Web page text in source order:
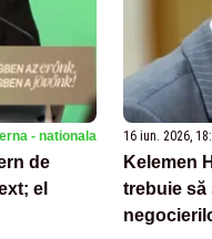
- nationala
de
el
16 iun. 2026,
Kelemen
trebuie să